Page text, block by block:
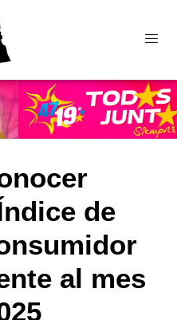
de
al mes